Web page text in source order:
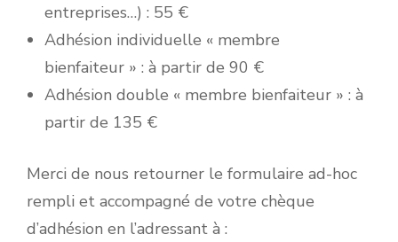
entreprises…) : 55 €
Adhésion individuelle « membre
bienfaiteur » : à partir de 90 €
Adhésion double « membre bienfaiteur » : à
partir de 135 €
Merci de nous retourner le formulaire ad-hoc
rempli et accompagné de votre chèque
d’adhésion en l’adressant à :